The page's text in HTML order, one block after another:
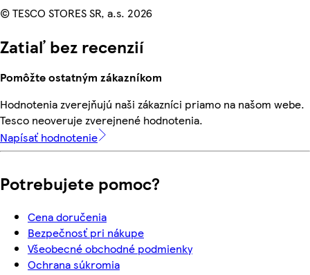
© TESCO STORES SR, a.s. 2026
Zatiaľ bez recenzií
Pomôžte ostatným zákazníkom
Hodnotenia zverejňujú naši zákazníci priamo na našom webe.
Tesco neoveruje zverejnené hodnotenia.
Napísať hodnotenie
Potrebujete pomoc?
Cena doručenia
Bezpečnosť pri nákupe
Všeobecné obchodné podmienky
Ochrana súkromia